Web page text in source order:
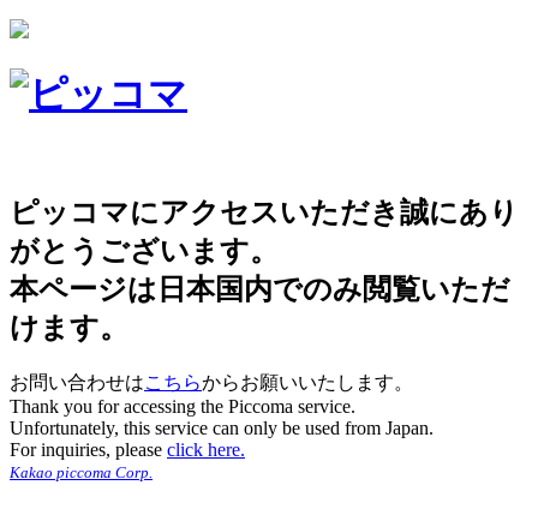
ピッコマにアクセスいただき誠にあり
がとうございます。
本ページは日本国内でのみ閲覧いただ
けます。
お問い合わせはこちらからお願いいたします。
Thank you for accessing the Piccoma service.
Unfortunately, this service can only be used from Japan.
For inquiries, please click here.
Kakao piccoma Corp.